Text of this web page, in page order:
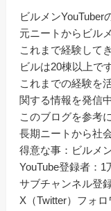
ビルメンYouTuber
元ニートからビル
これまで経験して
ビルは20棟以上です
これまでの経験を
関する情報を発信中
このブログを参考
長期ニートから社
得意な事：ビルメ
YouTube登録者：1
サブチャンネル登
X（Twitter）フォ